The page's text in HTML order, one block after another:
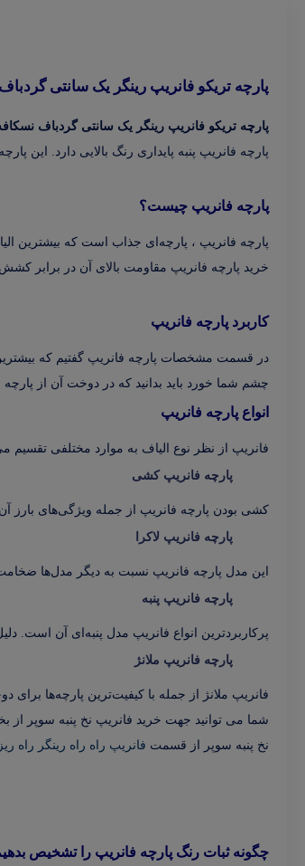
پارچه تریکو فانریپ رینگر یک سانتی
پارچه تریکو فانریپ رینگر یک سانتی گردباف
پارچه فانریپ پنبه پایداری رنگ بالایی دارد.
پارچه فانریپ چیست؟
پارچه فانریپ ، پارچه‌ای جذاب است که بیشترین
خرید پارچه فانریپ مقاومت بالای آن در برابر
کاربرد پارچه فانریپ
در قسمت مشخصات پارچه فانریپ گفتیم که
چشم شما خورد باید بدانید که در دوخت آن از
انواع پارچه فانریپ
فانریپ از نظر نوع الیاف به موارد مختلفی تقسیم
پارچه فانریپ کشی
کشی بودن پارچه فانریپ از جمله ویژگی‌های
پارچه فانریپ لاکرا
این مدل پارچه فانریپ نسبت به دیگر مدل‌ها
پارچه فانریپ پنبه
پرکاربردترین انواع فانریپ مدل پنبه‌ای آن است.
پارچه فانریپ ملانژ
فانریپ ملانژ از جمله با کیفیت‌ترین پارچه‌ها
شما می توانید جهت خرید فانریپ نخ پنبه سوپر از
نخ پنبه سوپر از قسمت فانریپ راه راه رینگر راه
چگونه ثبات رنگ پارچه فانریپ را تشخیص